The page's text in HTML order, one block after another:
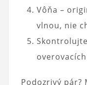
Vôňa –
vlnou, nie
Podozrivý pár?